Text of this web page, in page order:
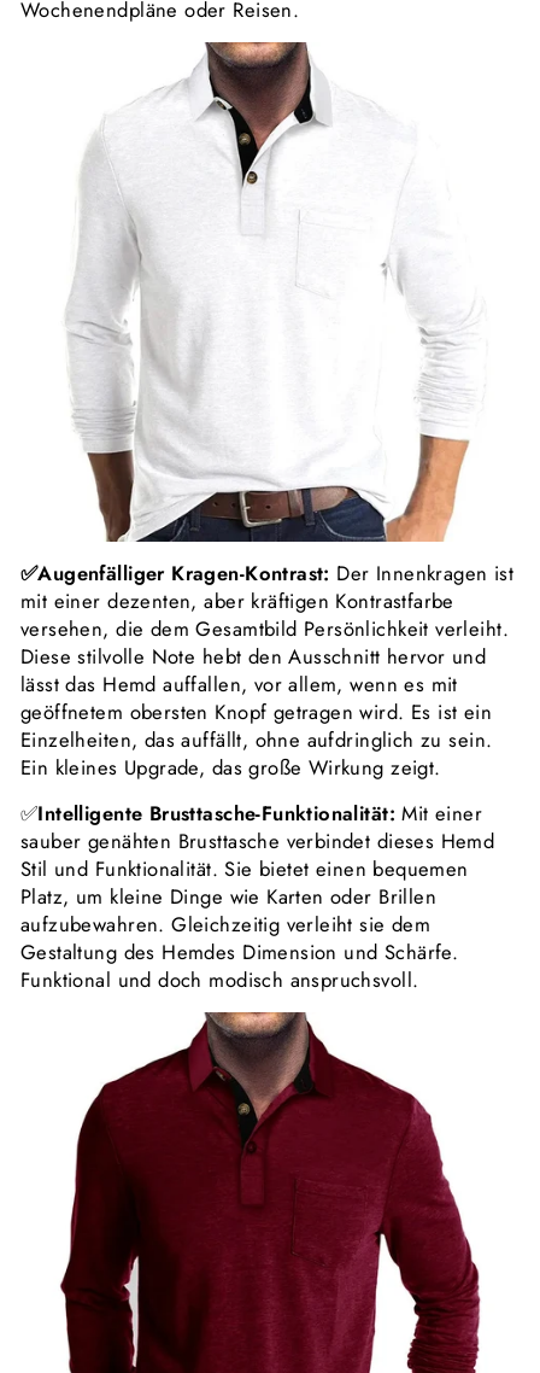
Wochenendpläne oder Reisen.
✅Augenfälliger Kragen-Kontrast: Der Innenkragen ist
mit einer dezenten, aber kräftigen Kontrastfarbe
versehen, die dem Gesamtbild Persönlichkeit verleiht.
Diese stilvolle Note hebt den Ausschnitt hervor und
lässt das Hemd auffallen, vor allem, wenn es mit
geöffnetem obersten Knopf getragen wird. Es ist ein
Einzelheiten, das auffällt, ohne aufdringlich zu sein.
Ein kleines Upgrade, das große Wirkung zeigt.
✅Intelligente Brusttasche-Funktionalität: Mit einer
sauber genähten Brusttasche verbindet dieses Hemd
Stil und Funktionalität. Sie bietet einen bequemen
Platz, um kleine Dinge wie Karten oder Brillen
aufzubewahren. Gleichzeitig verleiht sie dem
Gestaltung des Hemdes Dimension und Schärfe.
Funktional und doch modisch anspruchsvoll.